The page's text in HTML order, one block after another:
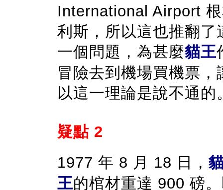
International Airport
利斯，所以這也推翻
一個問題，為甚麼貓王
冒險去到機場買機票
以這一理論是說不通的
疑點 2
1977 年 8 月 18 日，
王的棺材重達 900 磅